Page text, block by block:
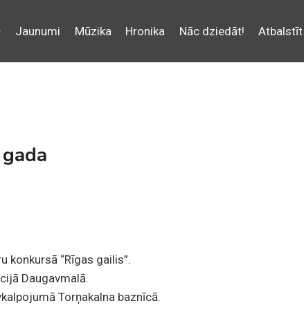
Jaunumi Mūzika Hronika Nāc dziedāt! Atbalstīt
konkursā “Rīgas gailis”.
Daugavmalā.
Torņakalna baznīcā.